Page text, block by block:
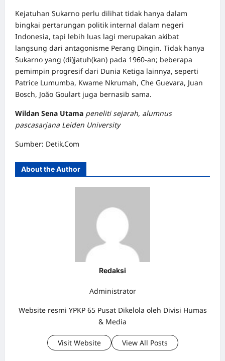
Kejatuhan Sukarno perlu dilihat tidak hanya dalam
bingkai pertarungan politik internal dalam negeri
Indonesia, tapi lebih luas lagi merupakan akibat
langsung dari antagonisme Perang Dingin. Tidak hanya
Sukarno yang (di)jatuh(kan) pada 1960-an; beberapa
pemimpin progresif dari Dunia Ketiga lainnya, seperti
Patrice Lumumba, Kwame Nkrumah, Che Guevara, Juan
Bosch, João Goulart juga bernasib sama.
Wildan Sena Utama peneliti sejarah, alumnus
pascasarjana Leiden University
Sumber: Detik.Com
About the Author
Redaksi
Administrator
Website resmi YPKP 65 Pusat Dikelola oleh Divisi Humas
& Media
Visit Website View All Posts